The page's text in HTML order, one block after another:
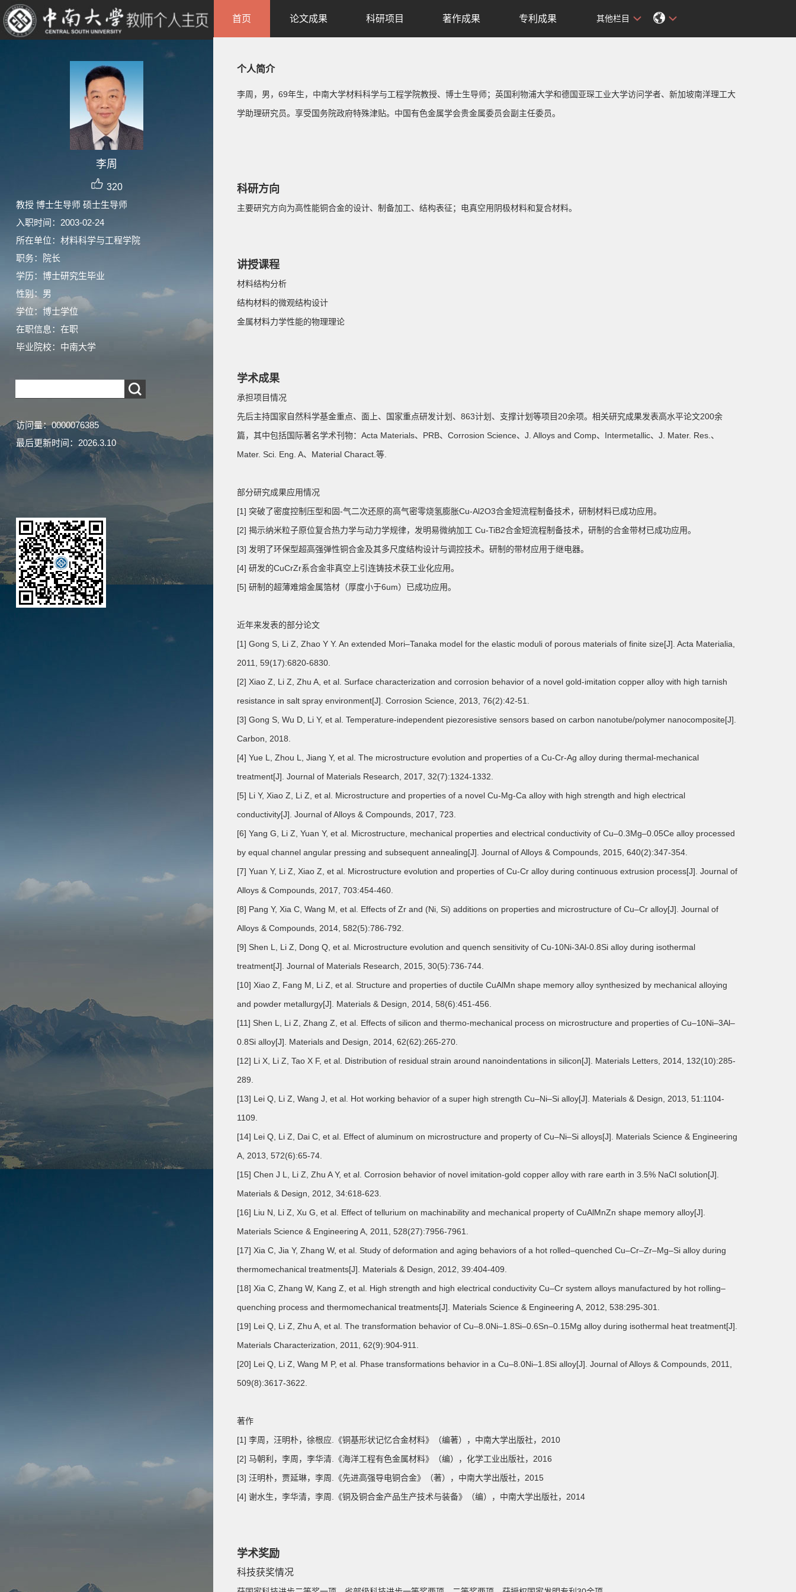
李周
320
教授 博士生导师 硕士生导师
入职时间：2003-02-24
所在单位：材料科学与工程学院
职务：院长
学历：博士研究生毕业
性别：男
学位：博士学位
在职信息：在职
毕业院校：中南大学
访问量：0000076385
最后更新时间： 2026.3.10
首页 论文成果 科研项目 著作成果 专利成果 其他栏目
个人简介
李周，男，69年生，中南大学材料科学与工程学院教授、博士生导师；英国利物浦大学和德国亚琛工业大学访问学者、新加坡南洋理工大
学助理研究员。享受国务院政府特殊津贴。中国有色金属学会贵金属委员会副主任委员。
科研方向
主要研究方向为高性能铜合金的设计、制备加工、结构表征；电真空用阴极材料和复合材料。
讲授课程
材料结构分析
结构材料的微观结构设计
金属材料力学性能的物理理论
学术成果
承担项目情况
先后主持国家自然科学基金重点、面上、国家重点研发计划、863计划、支撑计划等项目20余项。相关研究成果发表高水平论文200余
篇，其中包括国际著名学术刊物：Acta Materials、PRB、Corrosion Science、J. Alloys and Comp、Intermetallic、J. Mater. Res.、
Mater. Sci. Eng. A、Material Charact.等.
部分研究成果应用情况
[1] 突破了密度控制压型和固-气二次还原的高气密零烧氢膨胀Cu-Al2O3合金短流程制备技术，研制材料已成功应用。
[2] 揭示纳米粒子原位复合热力学与动力学规律，发明易微纳加工 Cu-TiB2合金短流程制备技术，研制的合金带材已成功应用。
[3] 发明了环保型超高强弹性铜合金及其多尺度结构设计与调控技术。研制的带材应用于继电器。
[4] 研发的CuCrZr系合金非真空上引连铸技术获工业化应用。
[5] 研制的超薄难熔金属箔材（厚度小于6um）已成功应用。
近年来发表的部分论文
[1] Gong S, Li Z, Zhao Y Y. An extended Mori–Tanaka model for the elastic moduli of porous materials of finite size[J]. Acta Materialia,
2011, 59(17):6820-6830.
[2] Xiao Z, Li Z, Zhu A, et al. Surface characterization and corrosion behavior of a novel gold-imitation copper alloy with high tarnish
resistance in salt spray environment[J]. Corrosion Science, 2013, 76(2):42-51.
[3] Gong S, Wu D, Li Y, et al. Temperature-independent piezoresistive sensors based on carbon nanotube/polymer nanocomposite[J].
Carbon, 2018.
[4] Yue L, Zhou L, Jiang Y, et al. The microstructure evolution and properties of a Cu-Cr-Ag alloy during thermal-mechanical
treatment[J]. Journal of Materials Research, 2017, 32(7):1324-1332.
[5] Li Y, Xiao Z, Li Z, et al. Microstructure and properties of a novel Cu-Mg-Ca alloy with high strength and high electrical
conductivity[J]. Journal of Alloys & Compounds, 2017, 723.
[6] Yang G, Li Z, Yuan Y, et al. Microstructure, mechanical properties and electrical conductivity of Cu–0.3Mg–0.05Ce alloy processed
by equal channel angular pressing and subsequent annealing[J]. Journal of Alloys & Compounds, 2015, 640(2):347-354.
[7] Yuan Y, Li Z, Xiao Z, et al. Microstructure evolution and properties of Cu-Cr alloy during continuous extrusion process[J]. Journal of
Alloys & Compounds, 2017, 703:454-460.
[8] Pang Y, Xia C, Wang M, et al. Effects of Zr and (Ni, Si) additions on properties and microstructure of Cu–Cr alloy[J]. Journal of
Alloys & Compounds, 2014, 582(5):786-792.
[9] Shen L, Li Z, Dong Q, et al. Microstructure evolution and quench sensitivity of Cu-10Ni-3Al-0.8Si alloy during isothermal
treatment[J]. Journal of Materials Research, 2015, 30(5):736-744.
[10] Xiao Z, Fang M, Li Z, et al. Structure and properties of ductile CuAlMn shape memory alloy synthesized by mechanical alloying
and powder metallurgy[J]. Materials & Design, 2014, 58(6):451-456.
[11] Shen L, Li Z, Zhang Z, et al. Effects of silicon and thermo-mechanical process on microstructure and properties of Cu–10Ni–3Al–
0.8Si alloy[J]. Materials and Design, 2014, 62(62):265-270.
[12] Li X, Li Z, Tao X F, et al. Distribution of residual strain around nanoindentations in silicon[J]. Materials Letters, 2014, 132(10):285-
289.
[13] Lei Q, Li Z, Wang J, et al. Hot working behavior of a super high strength Cu–Ni–Si alloy[J]. Materials & Design, 2013, 51:1104-
1109.
[14] Lei Q, Li Z, Dai C, et al. Effect of aluminum on microstructure and property of Cu–Ni–Si alloys[J]. Materials Science & Engineering
A, 2013, 572(6):65-74.
[15] Chen J L, Li Z, Zhu A Y, et al. Corrosion behavior of novel imitation-gold copper alloy with rare earth in 3.5% NaCl solution[J].
Materials & Design, 2012, 34:618-623.
[16] Liu N, Li Z, Xu G, et al. Effect of tellurium on machinability and mechanical property of CuAlMnZn shape memory alloy[J].
Materials Science & Engineering A, 2011, 528(27):7956-7961.
[17] Xia C, Jia Y, Zhang W, et al. Study of deformation and aging behaviors of a hot rolled–quenched Cu–Cr–Zr–Mg–Si alloy during
thermomechanical treatments[J]. Materials & Design, 2012, 39:404-409.
[18] Xia C, Zhang W, Kang Z, et al. High strength and high electrical conductivity Cu–Cr system alloys manufactured by hot rolling–
quenching process and thermomechanical treatments[J]. Materials Science & Engineering A, 2012, 538:295-301.
[19] Lei Q, Li Z, Zhu A, et al. The transformation behavior of Cu–8.0Ni–1.8Si–0.6Sn–0.15Mg alloy during isothermal heat treatment[J].
Materials Characterization, 2011, 62(9):904-911.
[20] Lei Q, Li Z, Wang M P, et al. Phase transformations behavior in a Cu–8.0Ni–1.8Si alloy[J]. Journal of Alloys & Compounds, 2011,
509(8):3617-3622.
著作
[1] 李周，汪明朴，徐根应.《铜基形状记忆合金材料》（编著），中南大学出版社，2010
[2] 马朝利，李周，李华清.《海洋工程有色金属材料》（编），化学工业出版社，2016
[3] 汪明朴，贾延琳，李周.《先进高强导电铜合金》（著），中南大学出版社，2015
[4] 谢水生，李华清，李周.《铜及铜合金产品生产技术与装备》（编），中南大学出版社，2014
学术奖励
科技获奖情况